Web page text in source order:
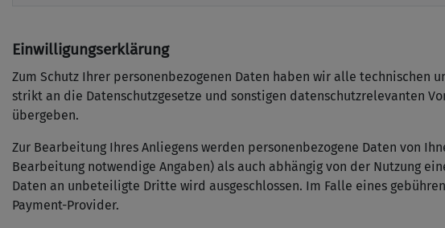
Einwilligungserklärung
Zum Schutz Ihrer personenbezogenen Daten haben wir alle technischen
strikt an die Datenschutzgesetze und sonstigen datenschutzrelevanten
übergeben.
Zur Bearbeitung Ihres Anliegens werden personenbezogene Daten von
Bearbeitung notwendige Angaben) als auch abhängig von der Nutzung
Daten an unbeteiligte Dritte wird ausgeschlossen. Im Falle eines
Payment-Provider.